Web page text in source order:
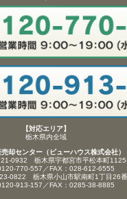
【対応エリア】
栃木県内全域
却センター（ビューハウス株式会社）
0932 栃木県宇都宮市平松本町
770-557／FAX：028-612-6555
0822 栃木県小山市駅南町1丁目26
913-157／FAX：0285-38-8885